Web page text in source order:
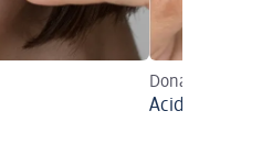
Dona alla tua
Acido